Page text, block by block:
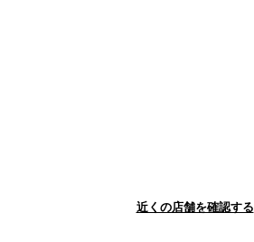
近くの店舗を確認する